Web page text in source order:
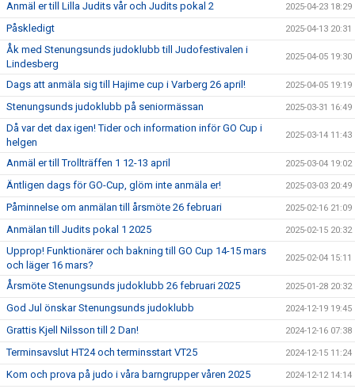
Anmäl er till Lilla Judits vår och Judits pokal 2 2025-04-23 18:29
Påskledigt 2025-04-13 20:31
Åk med Stenungsunds judoklubb till Judofestivalen i
Lindesberg
2025-04-05 19:30
Dags att anmäla sig till Hajime cup i Varberg 26 april! 2025-04-05 19:19
Stenungsunds judoklubb på seniormässan 2025-03-31 16:49
Då var det dax igen! Tider och information inför GO Cup i
helgen
2025-03-14 11:43
Anmäl er till Trollträffen 1 12-13 april 2025-03-04 19:02
Äntligen dags för GO-Cup, glöm inte anmäla er! 2025-03-03 20:49
Påminnelse om anmälan till årsmöte 26 februari 2025-02-16 21:09
Anmälan till Judits pokal 1 2025 2025-02-15 20:32
Upprop! Funktionärer och bakning till GO Cup 14-15 mars
och läger 16 mars?
2025-02-04 15:11
Årsmöte Stenungsunds judoklubb 26 februari 2025 2025-01-28 20:32
God Jul önskar Stenungsunds judoklubb 2024-12-19 19:45
Grattis Kjell Nilsson till 2 Dan! 2024-12-16 07:38
Terminsavslut HT24 och terminsstart VT25 2024-12-15 11:24
Kom och prova på judo i våra barngrupper våren 2025 2024-12-12 14:14